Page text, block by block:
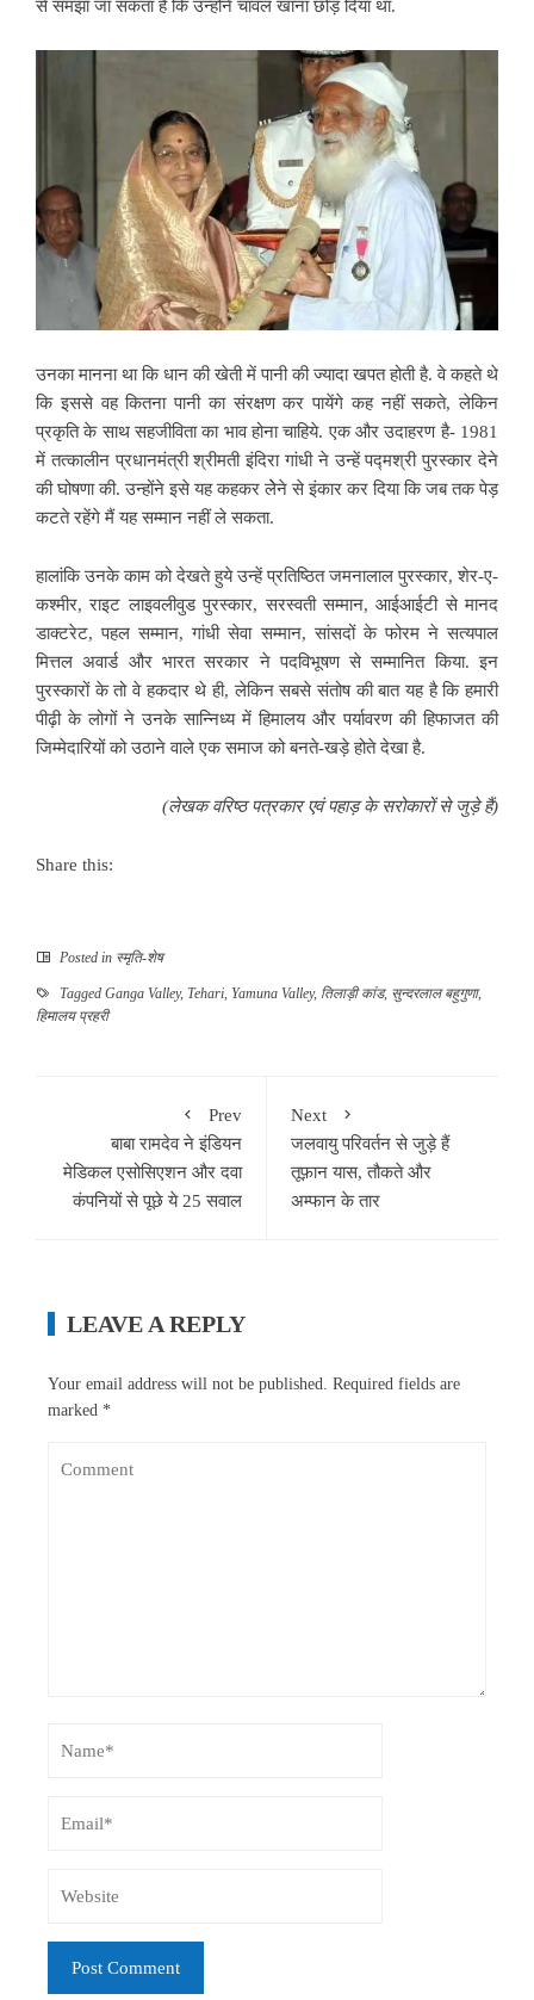
से समझा जा सकता है कि उन्होंने चावल खाना छोड़ दिया था.
उनका मानना था कि धान की खेती में पानी की ज्यादा खपत होती है. वे कहते थे
कि इससे वह कितना पानी का संरक्षण कर पायेंगे कह नहीं सकते, लेकिन
प्रकृति के साथ सहजीविता का भाव होना चाहिये. एक और उदाहरण है- 1981
में तत्कालीन प्रधानमंत्री श्रीमती इंदिरा गांधी ने उन्हें पद्मश्री पुरस्कार देने
की घोषणा की. उन्होंने इसे यह कहकर लेेने से इंकार कर दिया कि जब तक पेड़
कटते रहेंगे मैं यह सम्मान नहीं ले सकता.
हालांकि उनके काम को देखते हुये उन्हें प्रतिष्ठित जमनालाल पुरस्कार, शेर-ए-
कश्मीर, राइट लाइवलीवुड पुरस्कार, सरस्वती सम्मान, आईआईटी से मानद
डाक्टरेट, पहलसम्मान, गांधी सेवा सम्मान, सांसदों के फोरम ने सत्यपाल
मित्तल अवार्ड और भारत सरकार ने पदविभूषण से सम्मानित किया. इन
पुरस्कारों के तो वे हकदार थे ही, लेकिन सबसे संतोष की बात यह है कि हमारी
पीढ़ी के लोगों ने उनके सान्निध्य में हिमालय और पर्यावरण की हिफाजत की
जिम्मेदारियों को उठाने वाले एक समाज को बनते-खड़े होते देखा है.
(लेखक वरिष्ठ पत्रकार एवं पहाड़ के सरोकारों से जुड़े हैं)
Share this:
Posted in स्मृति-शेष
Tagged Ganga Valley, Tehari Yamuna Valley, तिलाड़ी कांड, सुन्दरलाल बहुगुणा,
हिमालय प्रहरी
Prev
बाबा रामदेव ने इंडियन
मेडिकल एसोसिएशन और दवा
कंपनियों से पूछे ये 25 सवाल
Next
जलवायु परिवर्तन से जुड़े हैं
तूफ़ान यास, तौकते और
अम्फान के तार
LEAVE A REPLY
Your email address will not be published. Required fields are
marked *